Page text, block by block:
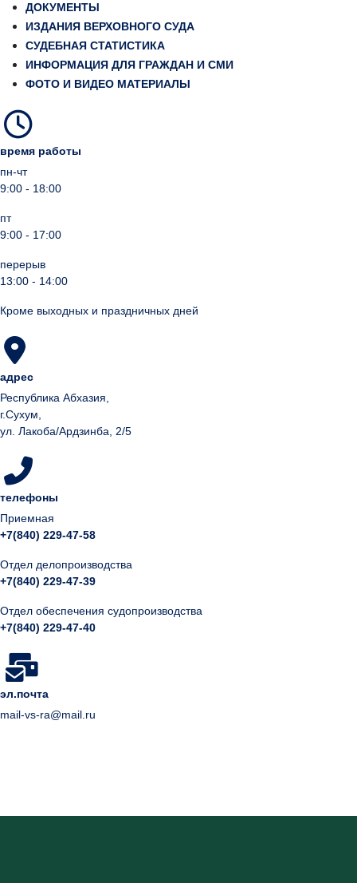
ДОКУМЕНТЫ
ИЗДАНИЯ ВЕРХОВНОГО СУДА
СУДЕБНАЯ СТАТИСТИКА
ИНФОРМАЦИЯ ДЛЯ ГРАЖДАН И СМИ
ФОТО И ВИДЕО МАТЕРИАЛЫ
время работы
пн-чт
9:00 - 18:00
пт
9:00 - 17:00
перерыв
13:00 - 14:00
Кроме выходных и праздничных дней
адрес
Республика Абхазия,
г.Сухум,
ул. Лакоба/Ардзинба, 2/5
телефоны
Приемная
+7(840) 229-47-58
Отдел делопроизводства
+7(840) 229-47-39
Отдел обеспечения судопроизводства
+7(840) 229-47-40
эл.почта
mail-vs-ra@mail.ru